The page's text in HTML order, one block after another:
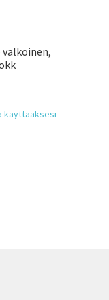
valkoinen,
käyttääksesi